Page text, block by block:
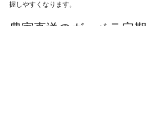
握しやすくなります。
農家直送のガーベラ定期